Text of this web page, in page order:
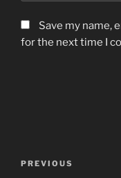
Save my name,
for the next time I
Previous
PREVIOUS